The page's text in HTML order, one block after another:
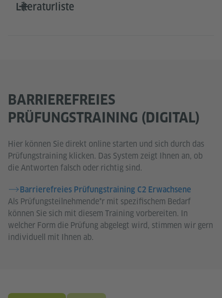
Literaturliste
BARRIEREFREIES
PRÜFUNGSTRAINING (DIGITAL)
Hier können Sie direkt online starten und sich durch das
Prüfungstraining klicken. Das System zeigt Ihnen an, ob
die Antworten falsch oder richtig sind.
Barrierefreies Prüfungstraining C2 Erwachsene
Als Prüfungsteilnehmende*r mit spezifischem Bedarf
können Sie sich mit diesem Training vorbereiten. In
welcher Form die Prüfung abgelegt wird, stimmen wir gern
individuell mit Ihnen ab.